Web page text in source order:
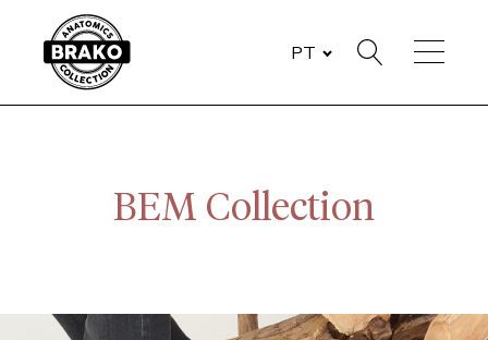
PT
BEM Collection